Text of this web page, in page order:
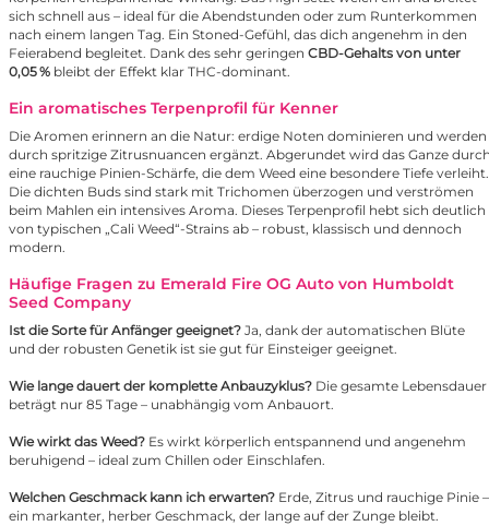
sich schnell aus – ideal für die Abendstunden oder zum Runterkommen
nach einem langen Tag. Ein Stoned-Gefühl, das dich angenehm in den
Feierabend begleitet. Dank des sehr geringen CBD-Gehalts von unter
0,05 % bleibt der Effekt klar THC-dominant.
Ein aromatisches Terpenprofil für Kenner
Die Aromen erinnern an die Natur: erdige Noten dominieren und werden
durch spritzige Zitrusnuancen ergänzt. Abgerundet wird das Ganze
eine rauchige Pinien-Schärfe, die dem Weed eine besondere Tiefe verleiht.
Die dichten Buds sind stark mit Trichomen überzogen und verströmen
beim Mahlen ein intensives Aroma. Dieses Terpenprofil hebt sich deutlich
von typischen „Cali Weed“-Strains ab – robust, klassisch und dennoch
modern.
Häufige Fragen zu Emerald Fire OG Auto von Humboldt
Seed Company
Ist die Sorte für Anfänger geeignet? Ja, dank der automatischen Blüte
und der robusten Genetik ist sie gut für Einsteiger geeignet.
Wie lange dauert der komplette Anbauzyklus? Die gesamte Lebensdauer
beträgt nur 85 Tage – unabhängig vom Anbauort.
Wie wirkt das Weed? Es wirkt körperlich entspannend und angenehm
beruhigend – ideal zum Chillen oder Einschlafen.
Welchen Geschmack kann ich erwarten? Erde, Zitrus und rauchige Pinie –
ein markanter, herber Geschmack, der lange auf der Zunge bleibt.